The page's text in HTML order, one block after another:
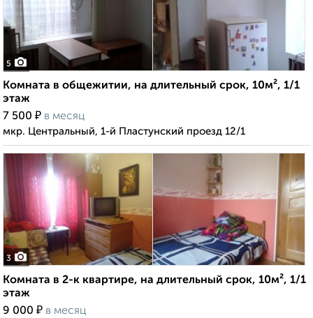
5
Комната в общежитии, на длительный срок, 10м², 1/1
этаж
7 500 ₽ в месяц
мкр. Центральный, 1-й Пластунский проезд 12/1
3
Комната в 2-к квартире, на длительный срок, 10м², 1/1
этаж
9 000 ₽ в месяц